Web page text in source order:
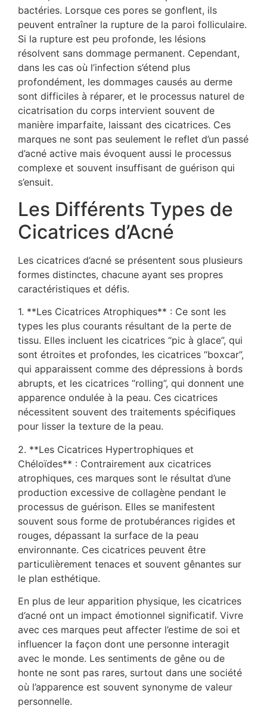
bactéries. Lorsque ces pores se gonflent, ils
peuvent entraîner la rupture de la paroi folliculaire.
Si la rupture est peu profonde, les lésions
résolvent sans dommage permanent. Cependant,
dans les cas où l’infection s’étend plus
profondément, les dommages causés au derme
sont difficiles à réparer, et le processus naturel de
cicatrisation du corps intervient souvent de
manière imparfaite, laissant des cicatrices. Ces
marques ne sont pas seulement le reflet d’un passé
d’acné active mais évoquent aussi le processus
complexe et souvent insuffisant de guérison qui
s’ensuit.
Les Différents Types de
Cicatrices d’Acné
Les cicatrices d’acné se présentent sous plusieurs
formes distinctes, chacune ayant ses propres
caractéristiques et défis.
1. **Les Cicatrices Atrophiques** : Ce sont les
types les plus courants résultant de la perte de
tissu. Elles incluent les cicatrices “pic à glace”, qui
sont étroites et profondes, les cicatrices “boxcar”,
qui apparaissent comme des dépressions à bords
abrupts, et les cicatrices “rolling”, qui donnent une
apparence ondulée à la peau. Ces cicatrices
nécessitent souvent des traitements spécifiques
pour lisser la texture de la peau.
2. **Les Cicatrices Hypertrophiques et
Chéloïdes** : Contrairement aux cicatrices
atrophiques, ces marques sont le résultat d’une
production excessive de collagène pendant le
processus de guérison. Elles se manifestent
souvent sous forme de protubérances rigides et
rouges, dépassant la surface de la peau
environnante. Ces cicatrices peuvent être
particulièrement tenaces et souvent gênantes sur
le plan esthétique.
En plus de leur apparition physique, les cicatrices
d’acné ont un impact émotionnel significatif. Vivre
avec ces marques peut affecter l’estime de soi et
influencer la façon dont une personne interagit
avec le monde. Les sentiments de gêne ou de
honte ne sont pas rares, surtout dans une société
où l’apparence est souvent synonyme de valeur
personnelle.